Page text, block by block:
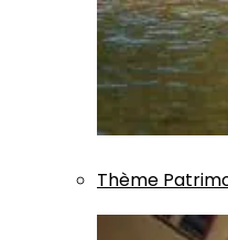
Thème